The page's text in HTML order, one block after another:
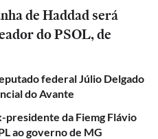
de Haddad será
do PSOL, de
federal Júlio Delgado
do Avante
presidente da Fiemg Flávio
ao governo de MG